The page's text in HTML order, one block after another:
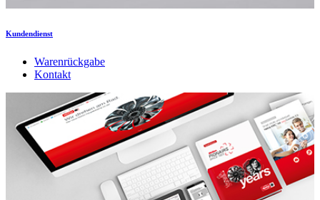
Kundendienst
Warenrückgabe
Kontakt